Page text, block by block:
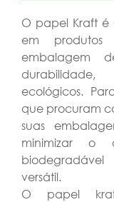
O papel Kraft é
em
embalagem
ecológicos.
que procuram
suas
minimizar o
versátil.
O papel